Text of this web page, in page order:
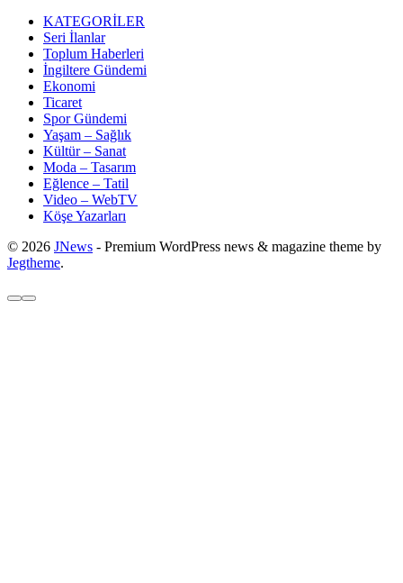
KATEGORİLER
Seri İlanlar
Toplum Haberleri
İngiltere Gündemi
Ekonomi
Ticaret
Spor Gündemi
Yaşam – Sağlık
Kültür – Sanat
Moda – Tasarım
Eğlence – Tatil
Video – WebTV
Köşe Yazarları
© 2026 JNews - Premium WordPress news & magazine theme by
Jegtheme.